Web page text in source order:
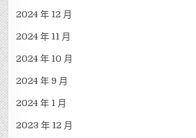
2024 年 12 月
2024 年 11 月
2024 年 10 月
2024 年 9 月
2024 年 1 月
2023 年 12 月